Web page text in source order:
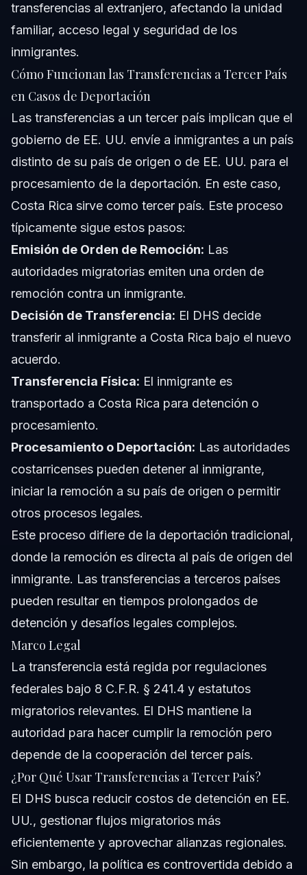
transferencias al extranjero, afectando la unidad
familiar, acceso legal y seguridad de los
inmigrantes.
Cómo Funcionan las Transferencias a Tercer País
en Casos de Deportación
Las transferencias a un tercer país implican que el
gobierno de EE. UU. envíe a inmigrantes a un país
distinto de su país de origen o de EE. UU. para el
procesamiento de la deportación. En este caso,
Costa Rica sirve como tercer país. Este proceso
típicamente sigue estos pasos:
Emisión de Orden de Remoción: Las
autoridades migratorias emiten una orden de
remoción contra un inmigrante.
Decisión de Transferencia: El DHS decide
transferir al inmigrante a Costa Rica bajo el nuevo
acuerdo.
Transferencia Física: El inmigrante es
transportado a Costa Rica para detención o
procesamiento.
Procesamiento o Deportación: Las autoridades
costarricenses pueden detener al inmigrante,
iniciar la remoción a su país de origen o permitir
otros procesos legales.
Este proceso difiere de la deportación tradicional,
donde la remoción es directa al país de origen del
inmigrante. Las transferencias a terceros países
pueden resultar en tiempos prolongados de
detención y desafíos legales complejos.
Marco Legal
La transferencia está regida por regulaciones
federales bajo 8 C.F.R. § 241.4 y estatutos
migratorios relevantes. El DHS mantiene la
autoridad para hacer cumplir la remoción pero
depende de la cooperación del tercer país.
¿Por Qué Usar Transferencias a Tercer País?
El DHS busca reducir costos de detención en EE.
UU., gestionar flujos migratorios más
eficientemente y aprovechar alianzas regionales.
Sin embargo, la política es controvertida debido a